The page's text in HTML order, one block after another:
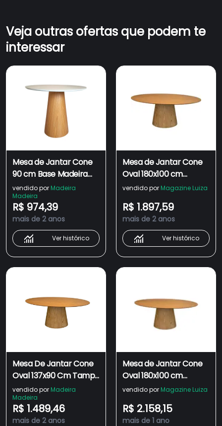
Veja outras ofertas que podem te
interessar
Mesa de Jantar Cone
90 cm Base Madeira
Freijó Tampo Laca +
Vidro - Branco
vendido por Madeira
Madeira
R$ 974,39
mais de 2 anos
Ver histórico
Mesa de Jantar Cone
Oval 180x100 cm
Tampo Madeira Freijó
vendido por Magazine Luiza
R$ 1.897,59
mais de 2 anos
Ver histórico
Mesa De Jantar Cone
Oval 137x90 Cm Tampo
Freijó Base Madeira
Freijó
vendido por Madeira
Madeira
R$ 1.489,46
mais de 2 anos
Mesa de Jantar Cone
Oval 180x100 cm
Tampo Madeira Freijó
vendido por Magazine Luiza
R$ 2.158,15
mais de 1 ano